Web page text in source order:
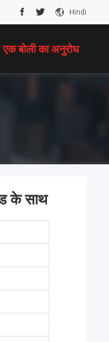
Hindi
एक बोली का अनुरोध
के साथ